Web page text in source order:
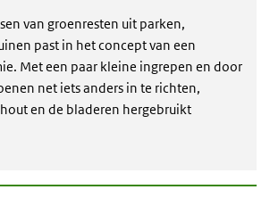
van groenresten uit parken,
past in het concept van een
Met een paar kleine ingrepen en door
net iets anders in te richten,
en de bladeren hergebruikt